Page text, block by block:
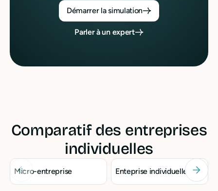
Démarrer la simulation
Parler à un expert
Comparatif des entreprises
individuelles
Micro-entreprise Enteprise individuelle